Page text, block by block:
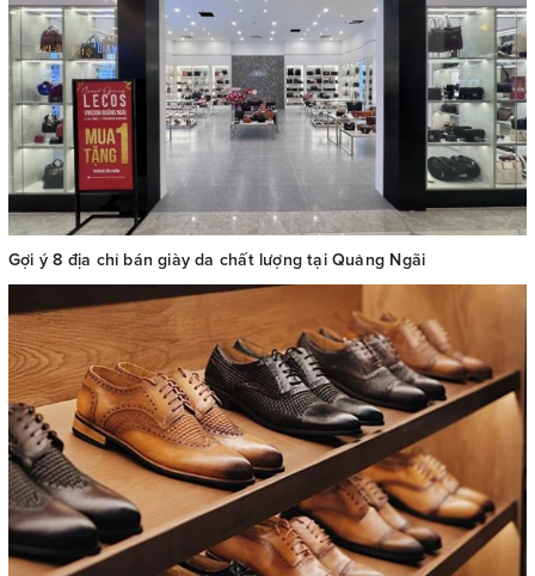
Gợi ý 8 địa chỉ bán giày da chất lượng tại Quảng Ngãi